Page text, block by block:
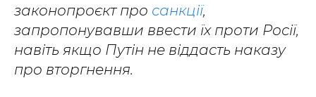
законопроєкт про санкції,
запропонувавши ввести їх проти Росії,
навіть якщо Путін не віддасть наказу
про вторгнення.